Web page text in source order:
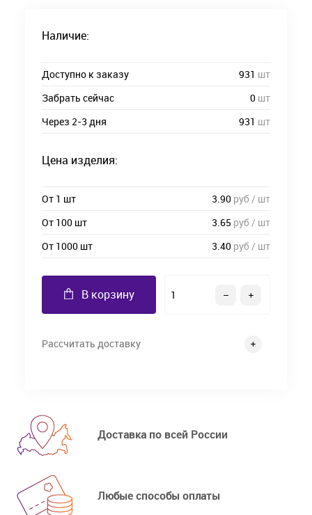
Наличие:
Доступно к заказу 931 шт
Забрать сейчас
0 шт
Через 2-3 дня
931 шт
Цена изделия:
От 1 шт 3.90 руб / шт
От 100 шт
3.65 руб / шт
От 1000 шт
3.40 руб / шт
В корзину
Рассчитать доставку
Доставка по всей России
Любые способы оплаты